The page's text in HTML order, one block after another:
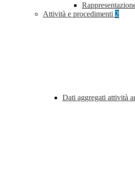
Attività e procedimenti 2
Dati aggregati attività